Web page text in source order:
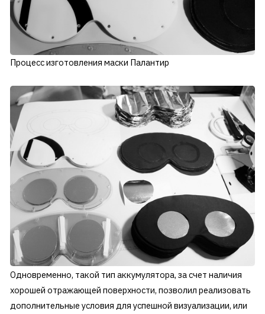
Процесс изготовления маски Палантир
Одновременно, такой тип аккумулятора, за счет наличия
хорошей отражающей поверхности, позволил реализовать
дополнительные условия для успешной визуализации, или